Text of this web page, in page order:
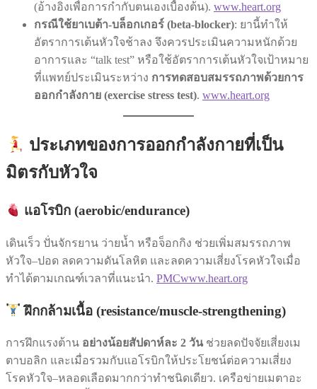
(อ้างอิงเพื่อการกำกับตนเองเบื้องต้น). www.heart.org
กรณีใช้ยาเบต้า-บล็อกเกอร์ (beta-blocker): ยานี้ทำให้
อัตราการเต้นหัวใจช้าลง จึงควรประเมินความหนักด้วย
อาการและ “talk test” หรือใช้อัตราการเต้นหัวใจเป้าหมาย
ที่แพทย์ประเมินระหว่าง การทดสอบสมรรถภาพด้วยการ
ออกกำลังกาย (exercise stress test). www.heart.org
ประเภทของการออกกำลังกายที่เป็น
มิตรกับหัวใจ
แอโรบิก (aerobic/endurance)
เดินเร็ว ปั่นจักรยาน ว่ายน้ำ หรือจ็อกกิง ช่วยเพิ่มสมรรถภาพ
หัวใจ–ปอด ลดความดันโลหิต และลดความเสี่ยงโรคหัวใจเมื่อ
ทำได้ตามเกณฑ์เวลาที่แนะนำ. PMCwww.heart.org
ฝึกกล้ามเนื้อ (resistance/muscle-strengthening)
การฝึกแรงต้าน อย่างน้อยสัปดาห์ละ 2 วัน ช่วยลดปัจจัยเสี่ยงเม
ตาบอลิก และเมื่อรวมกับแอโรบิกให้ประโยชน์ต่อความเสี่ยง
โรคหัวใจ–หลอดเลือดมากกว่าทำชนิดเดียว. เครือข่ายเมตาอะ